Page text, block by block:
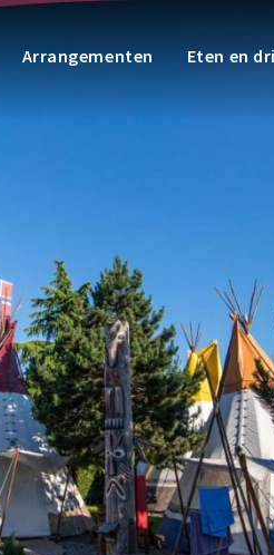
Arrangementen Eten en